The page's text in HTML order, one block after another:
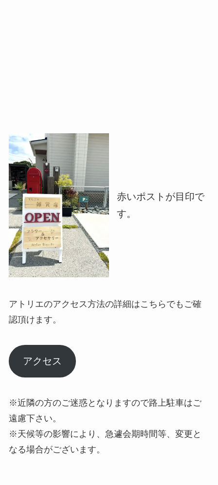
赤いポストが目印で
す。
アトリエのアクセス方法の詳細はこちらでもご確
認頂けます。
アクセス
※近隣の方のご迷惑となりますので路上駐車はご
遠慮下さい。
※天候等の影響により、急遽会期時間等、変更と
なる場合がございます。